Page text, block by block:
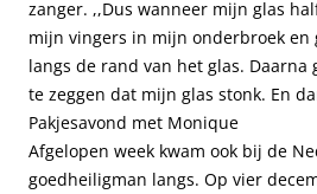
zanger. ,,Dus wanneer mijn glas
mijn vingers in mijn onderbroek en
langs de rand van het glas. Daarna
te zeggen dat mijn glas stonk. En
Pakjesavond met Monique
Afgelopen week kwam ook bij de
goedheiligman langs. Op vier